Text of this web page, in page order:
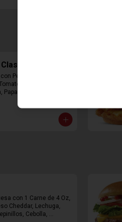
Chicken
Pechuga Apanada,
Pepinillos y
Papas Fritas Mediana,
con 1 Carne de 4 Oz,
Cheddar, Lechuga,
Cebolla,